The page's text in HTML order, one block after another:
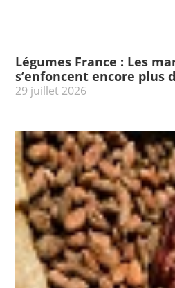
Légumes France : Les
s’enfoncent encore plus
29 juillet 2026